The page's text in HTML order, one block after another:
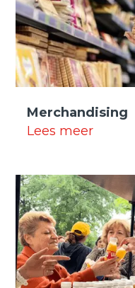
Merchandising
Lees meer